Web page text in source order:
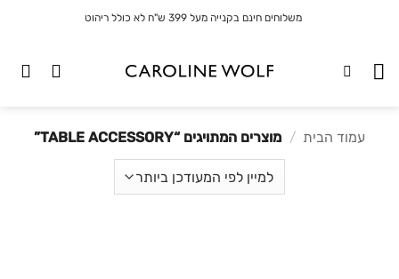
משלוחים חינם בקנייה מעל 399 ש"ח לא כולל ריהוט
עמוד הבית / מוצרים המתויגים “TABLE ACCESSORY”